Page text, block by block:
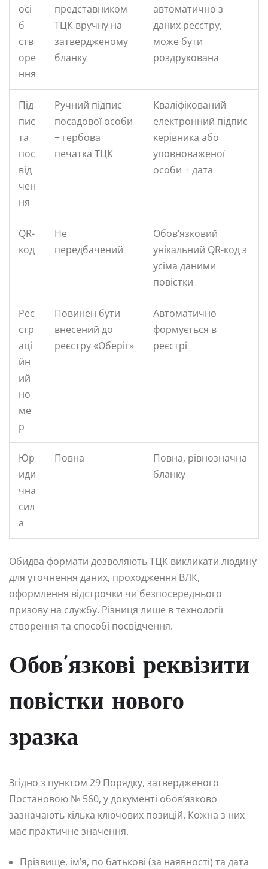
осі
б
ств
оре
ння
представником
ТЦК вручну на
затвердженому
бланку
автоматично з
даних реєстру,
може бути
роздрукована
Під
пис
та
пос
від
чен
ня
Ручний підпис
посадової особи
+ гербова
печатка ТЦК
Кваліфікований
електронний підпис
керівника або
уповноваженої
особи + дата
QR-
код
Не
передбачений
Обов’язковий
унікальний QR-код з
усіма даними
повістки
Реє
стр
аці
йн
ий
но
ме
р
Повинен бути
внесений до
реєстру «Оберіг»
Автоматично
формується в
реєстрі
Юр
иди
чна
сил
а
Повна
Повна, рівнозначна
бланку
Обидва формати дозволяють ТЦК викликати людину
для уточнення даних, проходження ВЛК,
оформлення відстрочки чи безпосереднього
призову на службу. Різниця лише в технології
створення та способі посвідчення.
Обов’язкові реквізити
повістки нового
зразка
Згідно з пунктом 29 Порядку, затвердженого
Постановою № 560, у документі обов’язково
зазначають кілька ключових позицій. Кожна з них
має практичне значення.
Прізвище, ім’я, по батькові (за наявності) та дата